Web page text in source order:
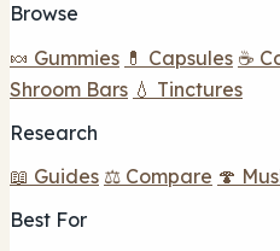
Browse
🍬 Gummies 💊 Capsules ☕
Shroom Bars 💧 Tinctures
Research
📖 Guides ⚖️ Compare 🍄
Best For